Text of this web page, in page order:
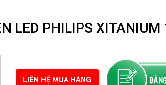
LED PHILIPS
LIÊN HỆ MUA HÀNG